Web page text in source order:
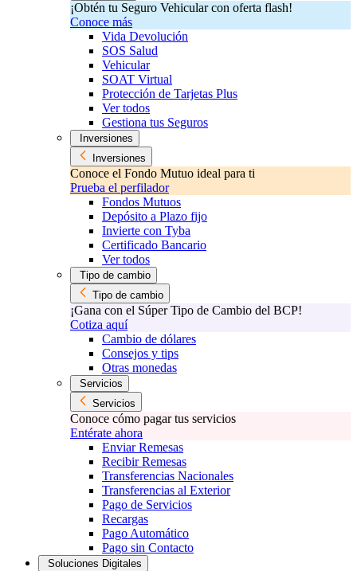
¡Obtén tu Seguro Vehicular con oferta flash!
Conoce más
Vida Devolución
SOS Salud
Vehicular
SOAT Virtual
Protección de Tarjetas Plus
Ver todos
Gestiona tus Seguros
Inversiones
Inversiones
Conoce el Fondo Mutuo ideal para ti
Prueba el perfilador
Fondos Mutuos
Depósito a Plazo fijo
Invierte con Tyba
Certificado Bancario
Ver todos
Tipo de cambio
Tipo de cambio
¡Gana con el Súper Tipo de Cambio del BCP!
Cotiza aquí
Cambio de dólares
Consejos y tips
Otras monedas
Servicios
Servicios
Conoce cómo pagar tus servicios
Entérate ahora
Enviar Remesas
Recibir Remesas
Transferencias Nacionales
Transferencias al Exterior
Pago de Servicios
Recargas
Pago Automático
Pago sin Contacto
Soluciones Digitales